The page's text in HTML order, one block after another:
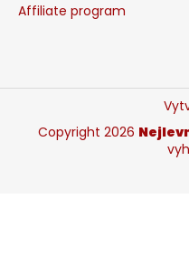
Affiliate program
Copyright 2026